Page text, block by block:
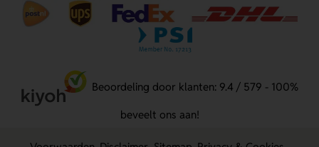
Beoordeling door klanten: 9.4 / 579 - 100%
beveelt ons aan!